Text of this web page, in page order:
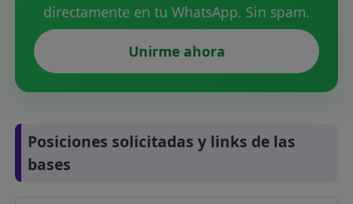
directamente en tu WhatsApp. Sin spam.
Unirme ahora
Posiciones solicitadas y links de las
bases